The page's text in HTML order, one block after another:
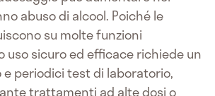
abuso di alcool. Poiché le
su molte funzioni
uso sicuro ed efficace richiede un
periodici test di laboratorio,
trattamenti ad alte dosi o